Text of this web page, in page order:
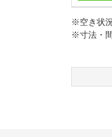
※空き状
※寸法・